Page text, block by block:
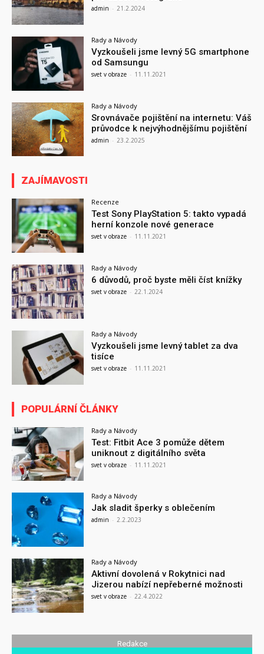
admin - 21.2.2024
Rady a Návody
Vyzkoušeli jsme levný 5G smartphone
od Samsungu
svet v obraze - 11.11.2021
Rady a Návody
Srovnávače pojištění na internetu: Váš
průvodce k nejvýhodnějšímu pojištění
admin - 23.2.2025
ZAJÍMAVOSTI
Recenze
Test Sony PlayStation 5: takto vypadá
herní konzole nové generace
svet v obraze - 11.11.2021
Rady a Návody
6 důvodů, proč byste měli číst knížky
svet v obraze - 22.1.2024
Rady a Návody
Vyzkoušeli jsme levný tablet za dva
tisíce
svet v obraze - 11.11.2021
POPULÁRNÍ ČLÁNKY
Rady a Návody
Test: Fitbit Ace 3 pomůže dětem
uniknout z digitálního světa
svet v obraze - 11.11.2021
Rady a Návody
Jak sladit šperky s oblečením
admin - 2.2.2023
Rady a Návody
Aktivní dovolená v Rokytnici nad
Jizerou nabízí nepřeberné možnosti
svet v obraze - 22.4.2022
Redakce